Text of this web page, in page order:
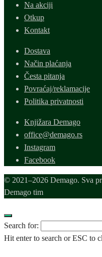
Na akciji
Otkup
Kontakt
Dostava
Način plaćanja
Česta pitanja
Povraćaj/reklamacije
Politika privatnosti
Knjižara Demago
office@demago.rs
Instagram
Facebook
© 2021–2026 Demago. Sva
Demago tim
Search for:
Hit enter to search or ESC to